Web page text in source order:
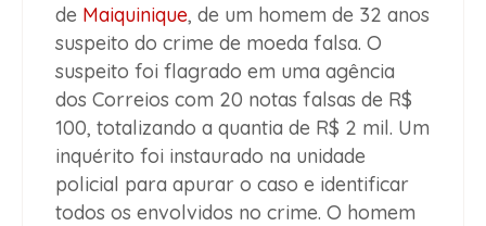
de Maiquinique, de um homem de 32 anos
suspeito do crime de moeda falsa. O
suspeito foi flagrado em uma agência
dos Correios com 20 notas falsas de R$
100, totalizando a quantia de R$ 2 mil. Um
inquérito foi instaurado na unidade
policial para apurar o caso e identificar
todos os envolvidos no crime. O homem